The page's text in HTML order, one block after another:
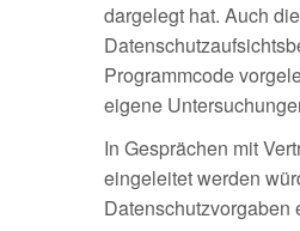
dargelegt hat. Auch
Programmcode
eigene
In Gesprächen mit
eingeleitet werden
Datenschutzvorgaben